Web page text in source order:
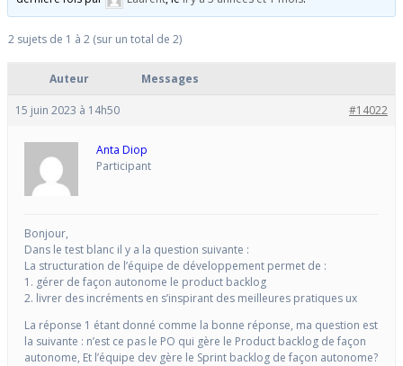
2 sujets de 1 à 2 (sur un total de 2)
Auteur Messages
15 juin 2023 à 14h50 #14022
Anta Diop
Participant
Bonjour,
Dans le test blanc il y a la question suivante :
La structuration de l’équipe de développement permet de :
1. gérer de façon autonome le product backlog
2. livrer des incréments en s’inspirant des meilleures pratiques ux
La réponse 1 étant donné comme la bonne réponse, ma question est
la suivante : n’est ce pas le PO qui gère le Product backlog de façon
autonome, Et l’équipe dev gère le Sprint backlog de façon autonome?